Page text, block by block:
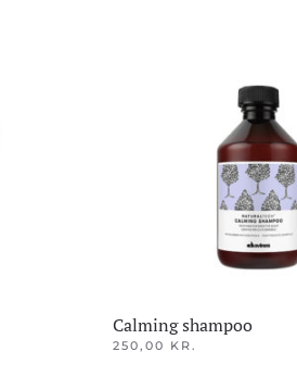
Calming shampoo
250,00 KR.